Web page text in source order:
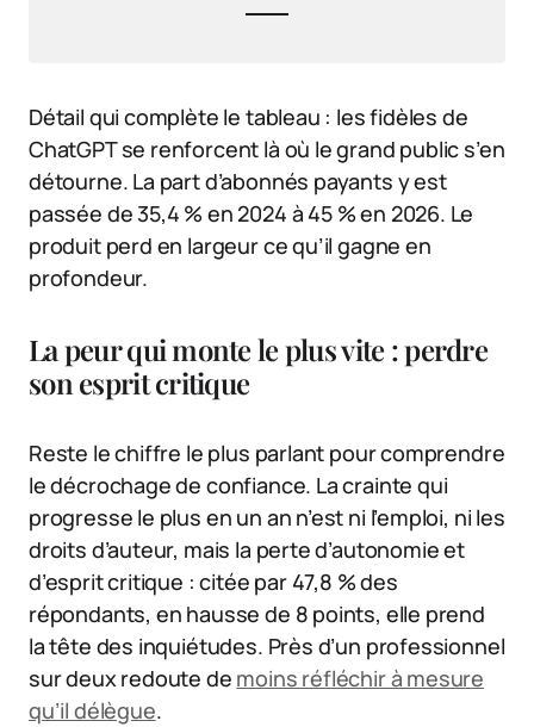
Détail qui complète le tableau : les fidèles de
ChatGPT se renforcent là où le grand public s’en
détourne. La part d’abonnés payants y est
passée de 35,4 % en 2024 à 45 % en 2026. Le
produit perd en largeur ce qu’il gagne en
profondeur.
La peur qui monte le plus vite : perdre
son esprit critique
Reste le chiffre le plus parlant pour comprendre
le décrochage de confiance. La crainte qui
progresse le plus en un an n’est ni l’emploi, ni les
droits d’auteur, mais la perte d’autonomie et
d’esprit critique : citée par 47,8 % des
répondants, en hausse de 8 points, elle prend
la tête des inquiétudes. Près d’un professionnel
sur deux redoute de moins réfléchir à mesure
qu’il délègue.